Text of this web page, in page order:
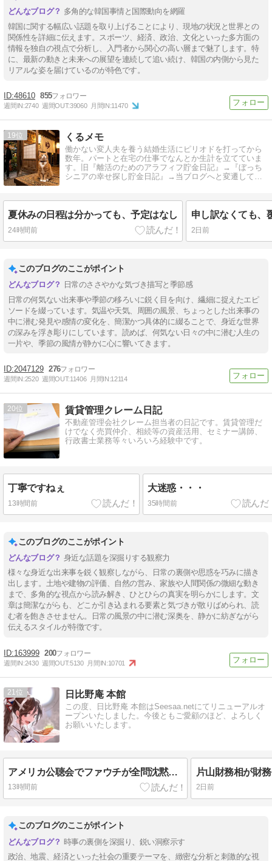
多角的な韓国事情と国際動向を網羅
韓国に関する幅広い話題を取り上げることにより、現地の状況と世界との
関係性を詳細に伝えます。スポーツ、経済、政治、文化といった多方面の
情報を独自の視点で分析し、入門者から関心の高い層まで魅了します。特
に、最新の動きと未来への展望を連続して追い続け、韓国の内側から見た
リアルな姿を届けているのが特色です。
48610 855
週間IN:2740 週間OUT:39060 月間IN:11470
19 くるメモ
働かない変人夫を養う結婚生活にピリオドを打ってから
数年。パートと在宅の仕事でなんとか生計を立てていま
す。旧『離活のためのアラフィフ貯金日記』→『ぼっち
シニアの幸せ探し貯金日記』→当ブログへと変遷してい
夏休みの日程は分かっても、予定はなし
24時間前
申し訳なくても、
2日前
このブログのここがポイント
日常のささやかな気づき描写と季節感
日常の何気ない出来事や季節の移ろいに鋭く目を向け、繊細に捉えたエピ
ソードを綴っています。気温や天気、周囲の風景、ちょっとした出来事の
中に潜む発見や感情の変化を、簡潔かつ具体的に綴ることで、身近な世界
の深みを浮き彫りにしています。読めば、何気ない日々の中に潜む人生の
一片や、季節の風情が静かに心に響いてきます。
2047129 276
週間IN:2520 週間OUT:11406 月間IN:12114
20 賃貸管理クレーム日記
不動産管理会社クレーム担当者の日記です。賃貸管理だ
けでなく売買仲介、相続等の資産活用、セミナー講師、
行政書士業務等々いろいろ経験中です。
丁寧ですねぇ
13時間前
大迷惑・・・
35時間前
このブログのここがポイント
身近な話題を深掘りする観察力
様々な身近な出来事を鋭く観察しながら、日常の裏側や思惑を巧みに描き
出します。土地や建物の評価、自然の営み、家族や人間関係の微細な動き
まで、多角的な視点から読み解き、ひとひらの真実を明らかにします。文
章は簡潔ながらも、どこか引き込まれる要素と気づきが散りばめられ、読
む者を飽きさせません。日常の風景の中に潜む深奥を、静かに紡ぎながら
伝えるスタイルが特徴です。
163999 200
週間IN:2430 週間OUT:5130 月間IN:10701
21 日比野庵 本館
この度、日比野庵 本館はSeesaa.netにてリニューアルオ
ープンいたしました。今後ともご愛顧のほど、よろしく
お願いいたします。
アメリカ公聴会でファウチが全問沈黙！武漢ラボ隠蔽の日記暴露で世界を欺いたパンデミック工作の闇と日本への波及！
13時間前 2日前
このブログのここがポイント
時事の裏側を深掘り、鋭い洞察示す
政治、地震、経済といった社会の重要テーマを、緻密な分析と刺激的な視